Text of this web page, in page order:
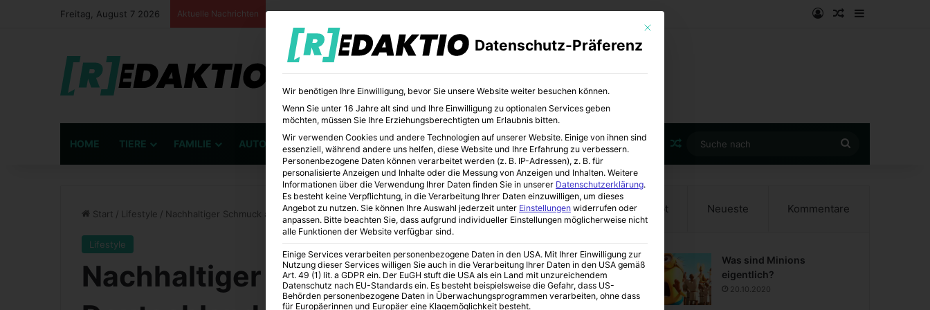
Freitag, August 7 2026 Aktuelle Nachrichten AnmeldenZufälliger
HOME TIERE FAMILIE AUTO BÜCHER BILDUNG KUNST Zufälliger Artikel
nach
Start / Lifestyle / Nachhaltiger Schmuck aus Deutschland
Lifestyle
Nachhaltiger Schmuck aus
Beliebt Neueste Kommentare
Was sind Minions
eigentlich?
20.10.2020
Mit diesem Button wird der Dialog geschlossen. Seine Funktionalität ist
Datenschutz-Präferenz
Wir benötigen Ihre Einwilligung, bevor Sie unsere Website weiter besuchen können.
Wenn Sie unter 16 Jahre alt sind und Ihre Einwilligung zu optionalen Services geben
möchten, müssen Sie Ihre Erziehungsberechtigten um Erlaubnis bitten.
Wir verwenden Cookies und andere Technologien auf unserer Website. Einige von ihnen sind
essenziell, während andere uns helfen, diese Website und Ihre Erfahrung zu verbessern.
Personenbezogene Daten können verarbeitet werden (z. B. IP-Adressen), z. B. für
personalisierte Anzeigen und Inhalte oder die Messung von Anzeigen und Inhalten. Weitere
Informationen über die Verwendung Ihrer Daten finden Sie in unserer Datenschutzerklärung.
Es besteht keine Verpflichtung, in die Verarbeitung Ihrer Daten einzuwilligen, um dieses
Angebot zu nutzen. Sie können Ihre Auswahl jederzeit unter Einstellungen widerrufen oder
anpassen. Bitte beachten Sie, dass aufgrund individueller Einstellungen möglicherweise nicht
alle Funktionen der Website verfügbar sind.
Einige Services verarbeiten personenbezogene Daten in den USA. Mit Ihrer Einwilligung zur
Nutzung dieser Services willigen Sie auch in die Verarbeitung Ihrer Daten in den USA gemäß
Art. 49 (1) lit. a GDPR ein. Der EuGH stuft die USA als ein Land mit unzureichendem
Datenschutz nach EU-Standards ein. Es besteht beispielsweise die Gefahr, dass US-
Behörden personenbezogene Daten in Überwachungsprogrammen verarbeiten, ohne dass
für Europäerinnen und Europäer eine Klagemöglichkeit besteht.